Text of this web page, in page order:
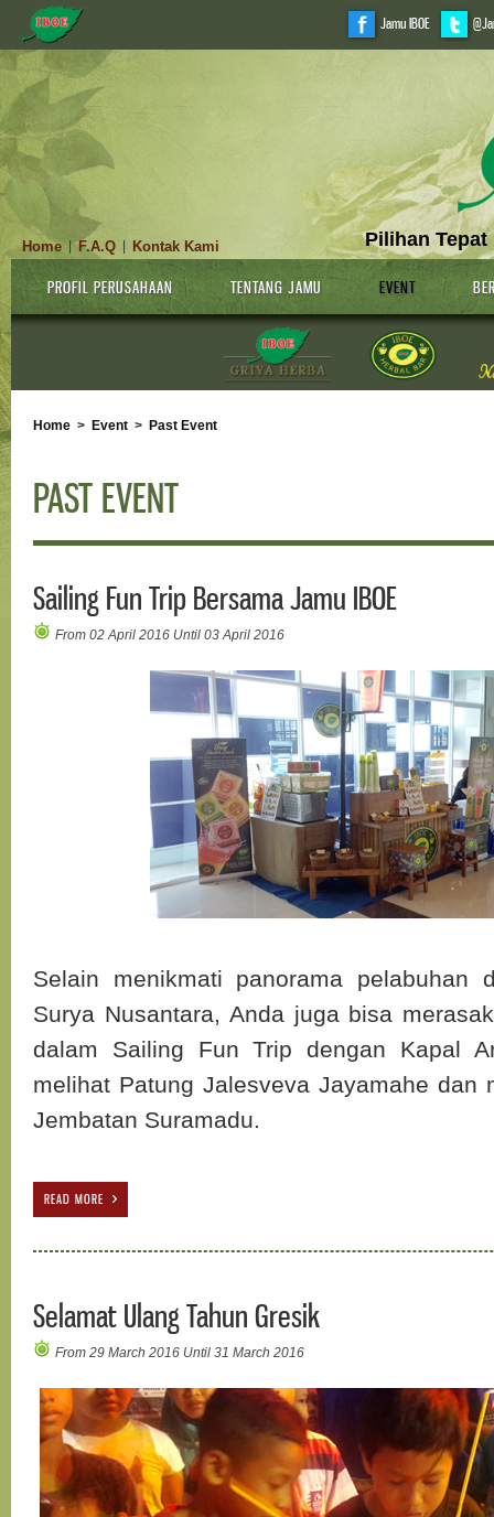
Jamu IBOE
Pilihan Tepat
Home |F.A.Q Kontak Kami
PROFIL PERUSAHAAN TENTANG JAMU EVENT
Home > Event > Past Event
PAST EVENT
Sailing Fun Trip Bersama Jamu IBOE
From 02 April 2016 Until 03 April 2016
Selain menikmati panorama pelabuhan
Surya Nusantara, Anda juga bisa
dalam Sailing Fun Trip dengan Kapal
melihat Patung Jalesveva Jayamahe dan
Jembatan Suramadu.
READ MORE
Selamat Ulang Tahun Gresik
From 29 March 2016 Until 31 March 2016